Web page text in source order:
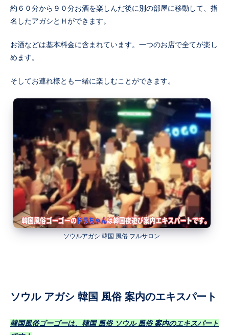
約６０分から９０分お酒を楽しんだ後に別の部屋に移動して、指
名したアガシとＨができます。
お酒などは基本料金に含まれています。一つのお店で全てが楽し
めます。
そしてお連れ様とも一緒に楽しむことができます。
ソウルアガシ 韓国 風俗 フルサロン
ソウル アガシ 韓国 風俗 案内のエキスパート
韓国風俗ゴーゴーは、韓国 風俗 ソウル 風俗 案内のエキスパート